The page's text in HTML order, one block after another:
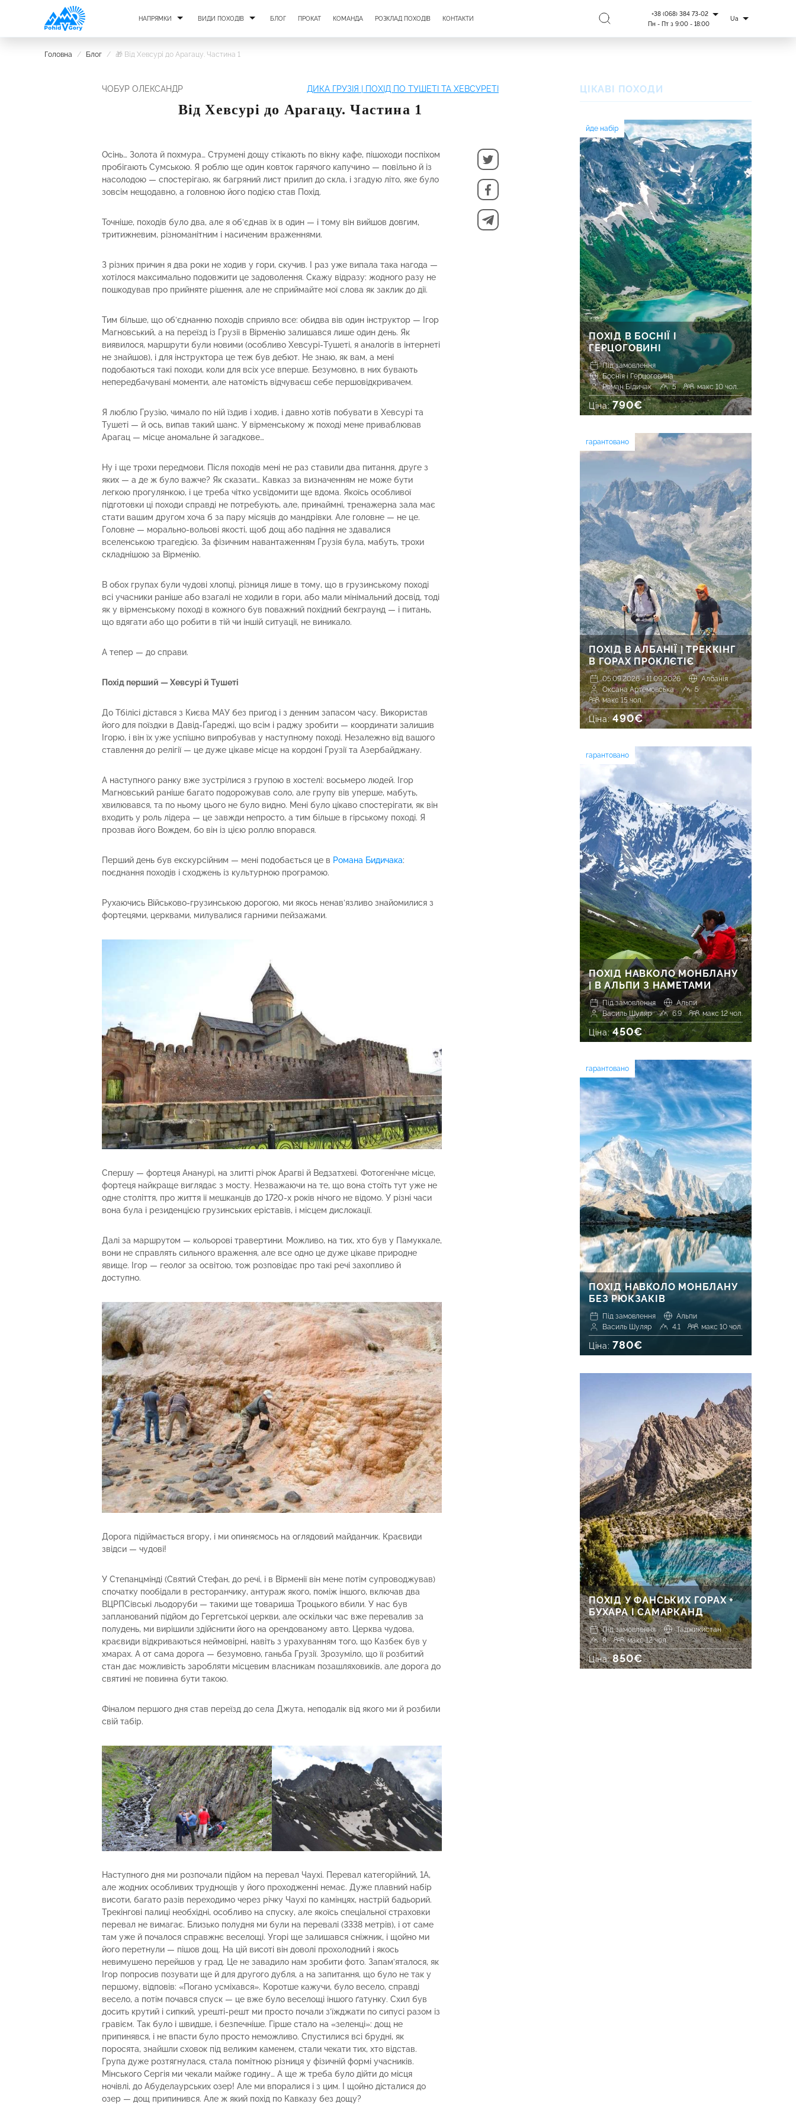
НАПРЯМКИ ВИДИ ПОХОДІВ БЛОГ ПРОКАТ КОМАНДА РОЗКЛАД ПОХОДІВ КОНТАКТИ
+38 (068) 384 73-02
Пн - Пт з 9:00 - 18:00
Ua
Головна / Блог / 🎁 Від Хевсурі до Арагацу. Частина 1
ЧОБУР ОЛЕКСАНДР ДИКА ГРУЗІЯ | ПОХІД ПО ТУШЕТІ ТА ХЕВСУРЕТІ
Від Хевсурі до Арагацу. Частина 1
Осінь… Золота й похмура… Струмені дощу стікають по вікну кафе, пішоходи поспіхом
пробігають Сумською. Я роблю ще один ковток гарячого капучино — повільно й із
насолодою — спостерігаю, як багряний лист прилип до скла, і згадую літо, яке було
зовсім нещодавно, а головною його подією став Похід.
Точніше, походів було два, але я об’єднав їх в один — і тому він вийшов довгим,
тритижневим, різноманітним і насиченим враженнями.
З різних причин я два роки не ходив у гори, скучив. І раз уже випала така нагода —
хотілося максимально подовжити це задоволення. Скажу відразу: жодного разу не
пошкодував про прийняте рішення, але не сприймайте мої слова як заклик до дії.
Тим більше, що об’єднанню походів сприяло все: обидва вів один інструктор — Ігор
Магновський, а на переїзд із Грузії в Вірменію залишався лише один день. Як
виявилося, маршрути були новими (особливо Хевсурі-Тушеті, я аналогів в інтернеті
не знайшов), і для інструктора це теж був дебют. Не знаю, як вам, а мені
подобаються такі походи, коли для всіх усе вперше. Безумовно, в них бувають
непередбачувані моменти, але натомість відчуваєш себе першовідкривачем.
Я люблю Грузію, чимало по ній їздив і ходив, і давно хотів побувати в Хевсурі та
Тушеті — й ось, випав такий шанс. У вірменському ж поході мене приваблював
Арагац — місце аномальне й загадкове…
Ну і ще трохи передмови. Після походів мені не раз ставили два питання, друге з
яких — а де ж було важче? Як сказати… Кавказ за визначенням не може бути
легкою прогулянкою, і це треба чітко усвідомити ще вдома. Якоїсь особливої
підготовки ці походи справді не потребують, але, принаймні, тренажерна зала має
стати вашим другом хоча б за пару місяців до мандрівки. Але головне — не це.
Головне — морально-вольові якості, щоб дощ або падіння не здавалися
вселенською трагедією. За фізичним навантаженням Грузія була, мабуть, трохи
складнішою за Вірменію.
В обох групах були чудові хлопці, різниця лише в тому, що в грузинському поході
всі учасники раніше або взагалі не ходили в гори, або мали мінімальний досвід, тоді
як у вірменському поході в кожного був поважний похідний бекграунд — і питань,
що вдягати або що робити в тій чи іншій ситуації, не виникало.
А тепер — до справи.
Похід перший — Хевсурі й Тушеті
До Тбілісі дістався з Києва МАУ без пригод і з денним запасом часу. Використав
його для поїздки в Давід-Ґареджі, що всім і раджу зробити — координати залишив
Ігорю, і він їх уже успішно випробував у наступному поході. Незалежно від вашого
ставлення до релігії — це дуже цікаве місце на кордоні Грузії та Азербайджану.
А наступного ранку вже зустрілися з групою в хостелі: восьмеро людей. Ігор
Магновський раніше багато подорожував соло, але групу вів уперше, мабуть,
хвилювався, та по ньому цього не було видно. Мені було цікаво спостерігати, як він
входить у роль лідера — це завжди непросто, а тим більше в гірському поході. Я
прозвав його Вождем, бо він із цією роллю впорався.
Перший день був екскурсійним — мені подобається це в Романа Бидичака:
поєднання походів і сходжень із культурною програмою.
Рухаючись Військово-грузинською дорогою, ми якось ненав’язливо знайомилися з
фортецями, церквами, милувалися гарними пейзажами.
Спершу — фортеця Ананурі, на злитті річок Арагві й Ведзатхеві. Фотогенічне місце,
фортеця найкраще виглядає з мосту. Незважаючи на те, що вона стоїть тут уже не
одне століття, про життя її мешканців до 1720-х років нічого не відомо. У різні часи
вона була і резиденцією грузинських еріставів, і місцем дислокації.
Далі за маршрутом — кольорові травертини. Можливо, на тих, хто був у Памуккале,
вони не справлять сильного враження, але все одно це дуже цікаве природне
явище. Ігор — геолог за освітою, тож розповідає про такі речі захопливо й
доступно.
Дорога підіймається вгору, і ми опиняємось на оглядовий майданчик. Краєвиди
звідси — чудові!
У Степанцмінді (Святий Стефан, до речі, і в Вірменії він мене потім супроводжував)
спочатку пообідали в ресторанчику, антураж якого, поміж іншого, включав два
ВЦРПСівські льодоруби — такими ще товариша Троцького вбили. У нас був
запланований підйом до Гергетської церкви, але оскільки час вже перевалив за
полудень, ми вирішили здійснити його на орендованому авто. Церква чудова,
краєвиди відкриваються неймовірні, навіть з урахуванням того, що Казбек був у
хмарах. А от сама дорога — безумовно, ганьба Грузії. Зрозуміло, що її розбитий
стан дає можливість заробляти місцевим власникам позашляховиків, але дорога до
святині не повинна бути такою.
Фіналом першого дня став переїзд до села Джута, неподалік від якого ми й розбили
свій табір.
Наступного дня ми розпочали підйом на перевал Чаухі. Перевал категорійний, 1А,
але жодних особливих труднощів у його проходженні немає. Дуже плавний набір
висоти, багато разів переходимо через річку Чаухі по камінцях, настрій бадьорий.
Трекінгові палиці необхідні, особливо на спуску, але якоїсь спеціальної страховки
перевал не вимагає. Близько полудня ми були на перевалі (3338 метрів), і от саме
там уже й почалося справжнє веселощі. Угорі ще залишався сніжник, і щойно ми
його перетнули — пішов дощ. На цій висоті він доволі прохолодний і якось
невимушено перейшов у град. Це не завадило нам зробити фото. Запам’яталося, як
Ігор попросив позувати ще й для другого дубля, а на запитання, що було не так у
першому, відповів: «Погано усміхався». Коротше кажучи, було весело, справді
весело, а потім почався спуск — це вже було веселощі іншого ґатунку. Схил був
досить крутий і сипкий, урешті-решт ми просто почали з’їжджати по сипусі разом із
гравієм. Так було і швидше, і безпечніше. Гірше стало на «зеленці»: дощ не
припинявся, і не впасти було просто неможливо. Спустилися всі брудні, як
поросята, знайшли сховок під великим каменем, стали чекати тих, хто відстав.
Група дуже розтягнулася, стала помітною різниця у фізичній формі учасників.
Мінського Сергія ми чекали майже годину… А ще ж треба було дійти до місця
ночівлі, до Абуделаурських озер! Але ми впоралися і з цим. І щойно дісталися до
озер — дощ припинився. Але ж який похід по Кавказу без дощу?
ЦІКАВІ ПОХОДИ
йде набір
ПОХІД В БОСНІЇ І
ГЕРЦОГОВИНІ
Під замовлення
Боснія і Герцоговина
Роман Бідичак
5 макс 10 чол.
Ціна:790€
гарантовано
ПОХІД В АЛБАНІЇ | ТРЕККІНГ
В ГОРАХ ПРОКЛЄТІЄ
05.09.2026 - 11.09.2026
Албанія
Оксана Артемовська
5
макс 15 чол.
Ціна:490€
гарантовано
ПОХІД НАВКОЛО МОНБЛАНУ
| В АЛЬПИ З НАМЕТАМИ
Під замовлення
Альпи
Василь Шуляр
6.9 макс 12 чол.
Ціна:450€
гарантовано
ПОХІД НАВКОЛО МОНБЛАНУ
БЕЗ РЮКЗАКІВ
Під замовлення
Альпи
Василь Шуляр
4.1 макс 10 чол.
Ціна: 780€
ПОХІД У ФАНСЬКИХ ГОРАХ +
БУХАРА І САМАРКАНД
Під замовлення
Таджикистан
8
макс 12 чол.
Ціна:850€